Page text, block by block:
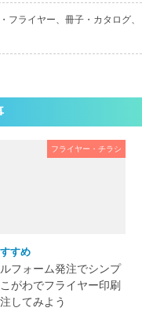
・フライヤー、冊子・カタログ、
フライヤー・チラシ
すめ
ルフォーム発注でシンプ
がわでフライヤー印刷
してみよう